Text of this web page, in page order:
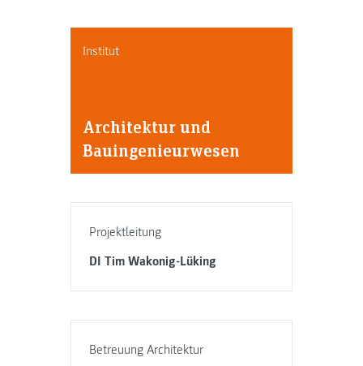
Institut
Architektur und
Bauingenieurwesen
Projektleitung
DI Tim Wakonig-Lüking
Betreuung Architektur